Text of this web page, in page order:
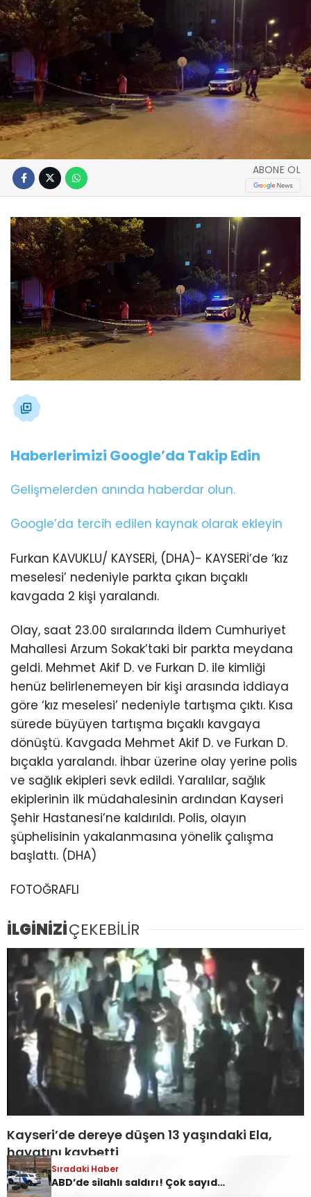
ABONE OL
Haberlerimizi Google’da Takip Edin
Gelişmelerden anında haberdar olun.
Google’da tercih edilen kaynak olarak ekleyin
Furkan KAVUKLU/ KAYSERİ, (DHA)- KAYSERİ’de ‘kız
meselesi’ nedeniyle parkta çıkan bıçaklı
kavgada 2 kişi yaralandı.
Olay, saat 23.00 sıralarında İldem Cumhuriyet
Mahallesi Arzum Sokak’taki bir parkta meydana
geldi. Mehmet Akif D. ve Furkan D. ile kimliği
henüz belirlenemeyen bir kişi arasında iddiaya
göre ‘kız meselesi’ nedeniyle tartışma çıktı. Kısa
sürede büyüyen tartışma bıçaklı kavgaya
dönüştü. Kavgada Mehmet Akif D. ve Furkan D.
bıçakla yaralandı. İhbar üzerine olay yerine polis
ve sağlık ekipleri sevk edildi. Yaralılar, sağlık
ekiplerinin ilk müdahalesinin ardından Kayseri
Şehir Hastanesi’ne kaldırıldı. Polis, olayın
şüphelisinin yakalanmasına yönelik çalışma
başlattı. (DHA)
FOTOĞRAFLI
İLGİNİZİÇEKEBİLİR
Kayseri’de dereye düşen 13 yaşındaki Ela,
hayatını kaybetti
Sıradaki Haber
ABD’de silahlı saldırı! Çok sayıda ölü ve yaralı var